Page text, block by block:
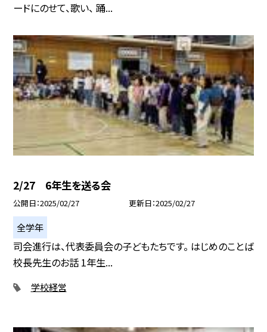
ードにのせて、歌い、 踊...
2/27 6年生を送る会
公開日 2025/02/27 更新日 2025/02/27
全学年
司会進行は、代表委員会の子どもたちです。 はじめのことば
校長先生のお話 1年生...
学校経営